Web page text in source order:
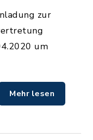
zur
um
Mehr lesen